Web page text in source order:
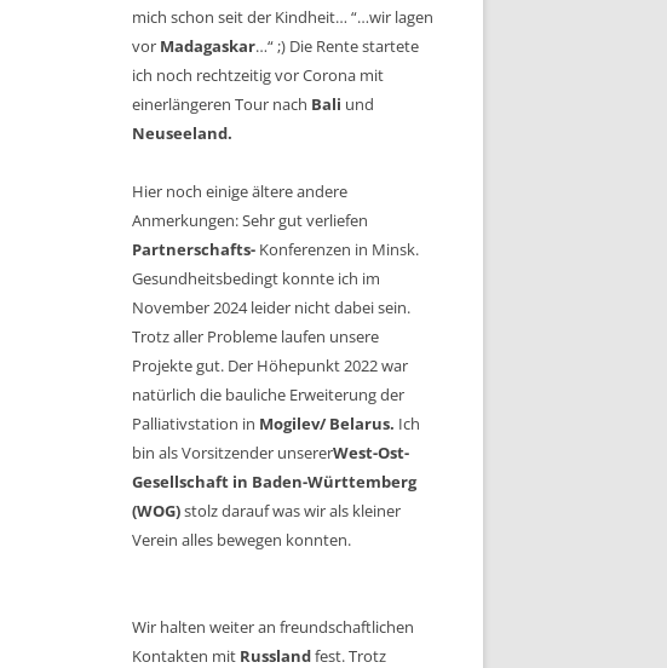
mich schon seit der Kindheit… “…wir lagen
vor Madagaskar…“ ;) Die Rente startete
ich noch rechtzeitig vor Corona mit
einerlängeren Tour nach Bali und
Neuseeland.
Hier noch einige ältere andere
Anmerkungen: Sehr gut verliefen
Partnerschafts- Konferenzen in Minsk.
Gesundheitsbedingt konnte ich im
November 2024 leider nicht dabei sein.
Trotz aller Probleme laufen unsere
Projekte gut. Der Höhepunkt 2022 war
natürlich die bauliche Erweiterung der
Palliativstation in Mogilev/ Belarus. Ich
bin als Vorsitzender unsererWest-Ost-
Gesellschaft in Baden-Württemberg
(WOG)stolz darauf was wir als kleiner
Verein alles bewegen konnten.
Wir halten weiter an freundschaftlichen
Kontakten mit Russlandfest. Trotz